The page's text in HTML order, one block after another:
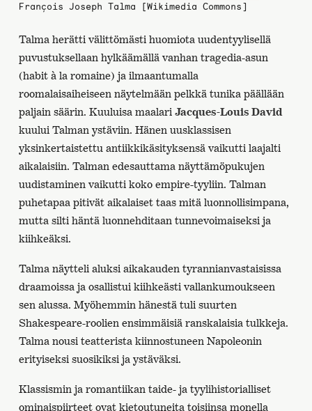
François Joseph Talma [Wikimedia Commons]
Talma herätti välittömästi huomiota uudentyylisellä
puvustuksellaan hylkäämällä vanhan tragedia-asun
(habit à la romaine) ja ilmaantumalla
roomalaisaiheiseen näytelmään pelkkä tunika päällään
paljain säärin. Kuuluisa maalari Jacques-Louis David
kuului Talman ystäviin. Hänen uusklassisen
yksinkertaistettu antiikkikäsityksensä vaikutti laajalti
aikalaisiin. Talman edesauttama näyttämöpukujen
uudistaminen vaikutti koko empire-tyyliin. Talman
puhetapaa pitivät aikalaiset taas mitä luonnollisimpana,
mutta silti häntä luonnehditaan tunnevoimaiseksi ja
kiihkeäksi.
Talma näytteli aluksi aikakauden tyrannianvastaisissa
draamoissa ja osallistui kiihkeästi vallankumoukseen
sen alussa. Myöhemmin hänestä tuli suurten
Shakespeare-roolien ensimmäisiä ranskalaisia tulkkeja.
Talma nousi teatterista kiinnostuneen Napoleonin
erityiseksi suosikiksi ja ystäväksi.
Klassismin ja romantiikan taide- ja tyylihistorialliset
ominaispiirteet ovat kietoutuneita toisiinsa monella